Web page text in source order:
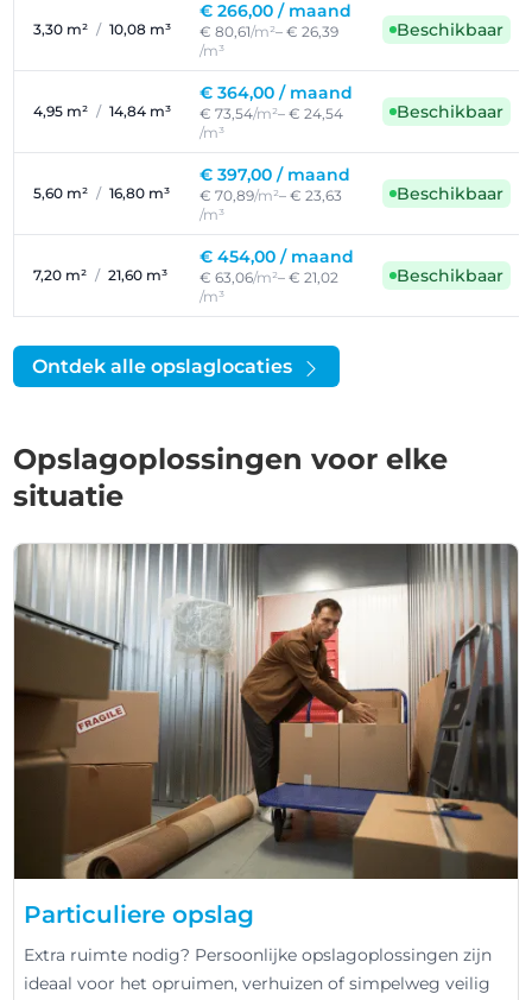
3,30 m² / 10,08 m³
€ 266,00 / maand
€ 80,61/m²– € 26,39
/m³
Beschikbaar
4,95 m² / 14,84 m³
€ 364,00 / maand
€ 73,54/m²– € 24,54
/m³
Beschikbaar
5,60 m² / 16,80 m³
€ 397,00 / maand
€ 70,89/m²– € 23,63
/m³
Beschikbaar
7,20 m² / 21,60 m³
€ 454,00 / maand
€ 63,06/m²– € 21,02
/m³
Beschikbaar
Ontdek alle opslaglocaties
Opslagoplossingen voor elke
situatie
Particuliere opslag
Extra ruimte nodig? Persoonlijke opslagoplossingen zijn
ideaal voor het opruimen, verhuizen of simpelweg veilig